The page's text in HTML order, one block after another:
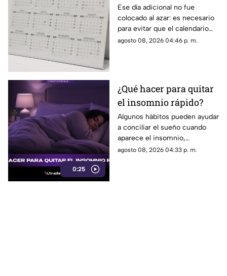
curiosa razón detrás de
los años bisiestos
Ese día adicional no fue
colocado al azar: es necesario
para evitar que el calendario
pierda sincronía con las
agosto 08, 2026 04:46 p. m.
0:25
¿Qué hacer para quitar
el insomnio rápido?
Algunos hábitos pueden ayudar
a conciliar el sueño cuando
aparece el insomnio,
especialmente reducir la
agosto 08, 2026 04:33 p. m.